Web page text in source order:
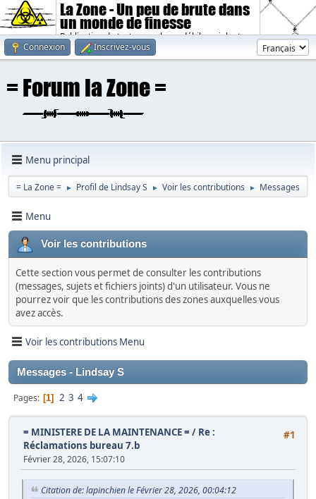
La Zone - Un peu de brute dans
un monde de finesse
Publication de textes sombres, débiles, violents.
Connexion
Inscrivez-vous
Menu principal
= La Zone = ► Profil de Lindsay S ► Voir les contributions ► Messages
Menu
Voir les contributions
Cette section vous permet de consulter les contributions
(messages, sujets et fichiers joints) d'un utilisateur. Vous ne
pourrez voir que les contributions des zones auxquelles vous
avez accès.
Voir les contributions Menu
Messages - Lindsay S
Pages 1 2 3 4
#1
= MINISTERE DE LA MAINTENANCE = / Re :
Réclamations bureau 7.b
Février 28, 2026, 15:07:10
Citation de: lapinchien le Février 28, 2026, 00:04:12